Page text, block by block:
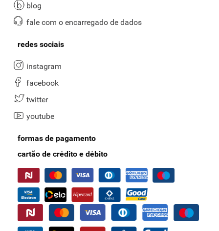
blog
fale com o encarregado de dados
redes sociais
instagram
facebook
twitter
youtube
formas de pagamento
cartão de crédito e débito